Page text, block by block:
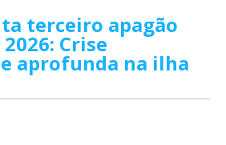
terceiro apagão
Crise
aprofunda na ilha